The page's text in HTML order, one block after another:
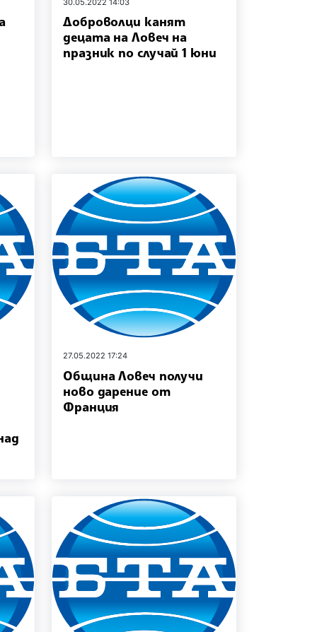
Доброволци канят
децата на Ловеч на
празник по случай 1 юни
27.05.2022 17:24
Община Ловеч получи
ново дарение от
Франция